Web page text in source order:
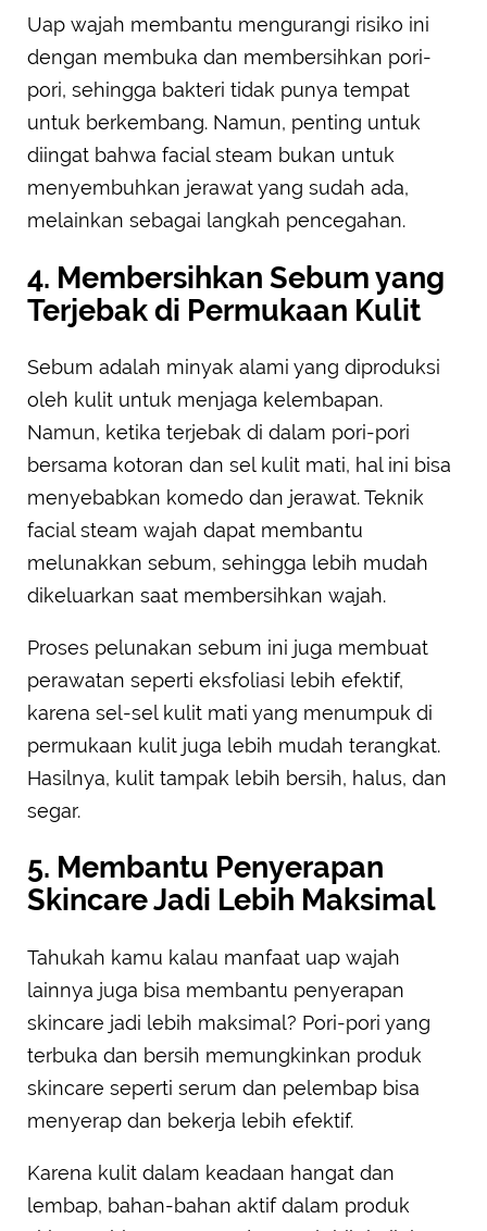
Uap wajah membantu mengurangi risiko ini
dengan membuka dan membersihkan pori-
pori, sehingga bakteri tidak punya tempat
untuk berkembang. Namun, penting untuk
diingat bahwa facial steam bukan untuk
menyembuhkan jerawat yang sudah ada,
melainkan sebagai langkah pencegahan.
4. Membersihkan Sebum yang
Terjebak di Permukaan Kulit
Sebum adalah minyak alami yang diproduksi
oleh kulit untuk menjaga kelembapan.
Namun, ketika terjebak di dalam pori-pori
bersama kotoran dan sel kulit mati, hal ini bisa
menyebabkan komedo dan jerawat. Teknik
facial steam wajah dapat membantu
melunakkan sebum, sehingga lebih mudah
dikeluarkan saat membersihkan wajah.
Proses pelunakan sebum ini juga membuat
perawatan seperti eksfoliasi lebih efektif,
karena sel-sel kulit mati yang menumpuk di
permukaan kulit juga lebih mudah terangkat.
Hasilnya, kulit tampak lebih bersih, halus, dan
segar.
5. Membantu Penyerapan
Skincare Jadi Lebih Maksimal
Tahukah kamu kalau manfaat uap wajah
lainnya juga bisa membantu penyerapan
skincare jadi lebih maksimal? Pori-pori yang
terbuka dan bersih memungkinkan produk
skincare seperti serum dan pelembap bisa
menyerap dan bekerja lebih efektif.
Karena kulit dalam keadaan hangat dan
lembap, bahan-bahan aktif dalam produk